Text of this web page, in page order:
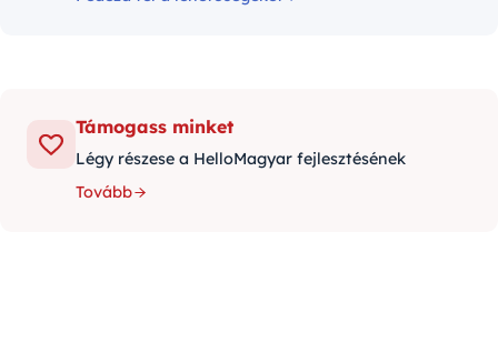
Támogass minket
Légy részese a HelloMagyar fejlesztésének
Tovább